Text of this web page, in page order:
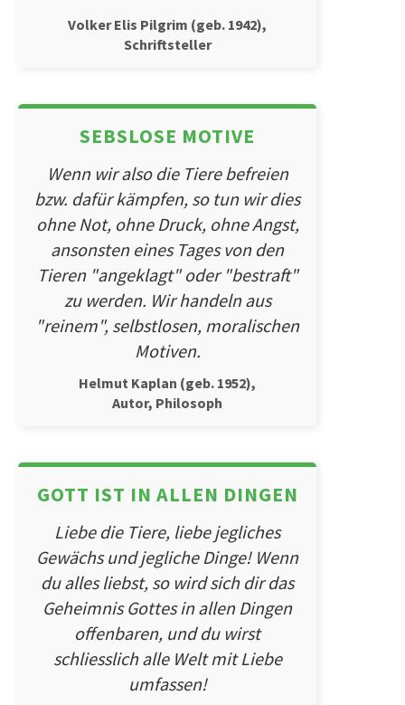
Volker Elis Pilgrim (geb. 1942),
Schriftsteller
SEBSLOSE MOTIVE
Wenn wir also die Tiere befreien
bzw. dafür kämpfen, so tun wir dies
ohne Not, ohne Druck, ohne Angst,
ansonsten eines Tages von den
Tieren "angeklagt" oder "bestraft"
zu werden. Wir handeln aus
"reinem", selbstlosen, moralischen
Motiven.
Helmut Kaplan (geb. 1952),
Autor, Philosoph
GOTT IST IN ALLEN DINGEN
Liebe die Tiere, liebe jegliches
Gewächs und jegliche Dinge! Wenn
du alles liebst, so wird sich dir das
Geheimnis Gottes in allen Dingen
offenbaren, und du wirst
schliesslich alle Welt mit Liebe
umfassen!